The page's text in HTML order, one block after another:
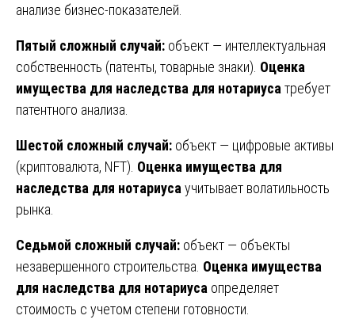
анализе бизнес-показателей.
Пятый сложный случай: объект — интеллектуальная
собственность (патенты, товарные знаки). Оценка
имущества для наследства для нотариуса требует
патентного анализа.
Шестой сложный случай: объект — цифровые активы
(криптовалюта, NFT). Оценка имущества для
наследства для нотариуса учитывает волатильность
рынка.
Седьмой сложный случай: объект — объекты
незавершенного строительства. Оценка имущества
для наследства для нотариуса определяет
стоимость с учетом степени готовности.